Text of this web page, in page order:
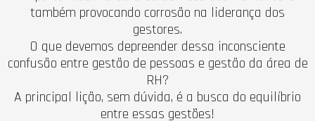
também provocando corrosão na liderança dos
gestores.
O que devemos depreender dessa inconsciente
confusão entre gestão de pessoas e gestão da área de
RH?
A principal lição, sem dúvida, é a busca do equilíbrio
entre essas gestões!